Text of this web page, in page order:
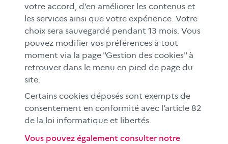
FAMILLES
Le CLEMI
En académies
À l'international
CLEMI sup
Espace presse
votre accord, d’en améliorer les contenus et
les services ainsi que votre expérience. Votre
choix sera sauvegardé pendant 13 mois. Vous
pouvez modifier vos préférences à tout
moment via la page "Gestion des cookies" à
retrouver dans le menu en pied de page du
site.
Certains cookies déposés sont exempts de
consentement en conformité avec l’article 82
de la loi informatique et libertés.
Vous pouvez également consulter notre